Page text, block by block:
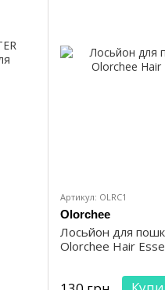
Артикул: OLRC1
Olorchee
Лосьйон для
Olorchee Hair